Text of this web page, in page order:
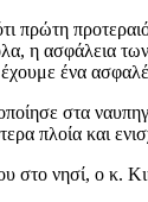
πρώτη
η ασφάλεια
ένα
στα
πλοία και
στο νησί, ο κ.